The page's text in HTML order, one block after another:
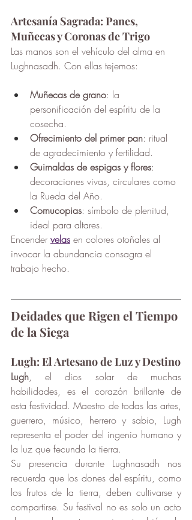
Artesanía Sagrada: Panes,
Muñecas y Coronas de Trigo
Las manos son el vehículo del alma en
Lughnasadh. Con ellas tejemos:
Muñecas de grano: la
personificación del espíritu de la
cosecha.
Ofrecimiento del primer pan: ritual
de agradecimiento y fertilidad.
Guirnaldas de espigas y flores:
decoraciones vivas, circulares como
la Rueda del Año.
Cornucopias: símbolo de plenitud,
ideal para altares.
Encender velas en colores otoñales al
invocar la abundancia consagra el
trabajo hecho.
Deidades que Rigen el Tiempo
de la Siega
Lugh: El Artesano de Luz y Destino
Lugh, el dios solar de muchas
habilidades, es el corazón brillante de
esta festividad. Maestro de todas las artes,
guerrero, músico, herrero y sabio, Lugh
representa el poder del ingenio humano y
la luz que fecunda la tierra.
Su presencia durante Lughnasadh nos
recuerda que los dones del espíritu, como
los frutos de la tierra, deben cultivarse y
compartirse. Su festival no es solo un acto